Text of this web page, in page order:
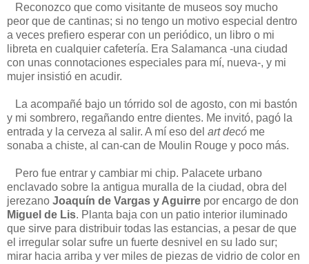
Reconozco que como visitante de museos soy mucho
peor que de cantinas; si no tengo un motivo especial dentro
a veces prefiero esperar con un periódico, un libro o mi
libreta en cualquier cafetería. Era Salamanca -una ciudad
con unas connotaciones especiales para mí, nueva-, y mi
mujer insistió en acudir.
La acompañé bajo un tórrido sol de agosto, con mi bastón
y mi sombrero, regañando entre dientes. Me invitó, pagó la
entrada y la cerveza al salir. A mí eso del art decó me
sonaba a chiste, al can-can de Moulin Rouge y poco más.
Pero fue entrar y cambiar mi chip. Palacete urbano
enclavado sobre la antigua muralla de la ciudad, obra del
jerezano Joaquín de Vargas y Aguirre por encargo de don
Miguel de Lis. Planta baja con un patio interior iluminado
que sirve para distribuir todas las estancias, a pesar de que
el irregular solar sufre un fuerte desnivel en su lado sur;
mirar hacia arriba y ver miles de piezas de vidrio de color en